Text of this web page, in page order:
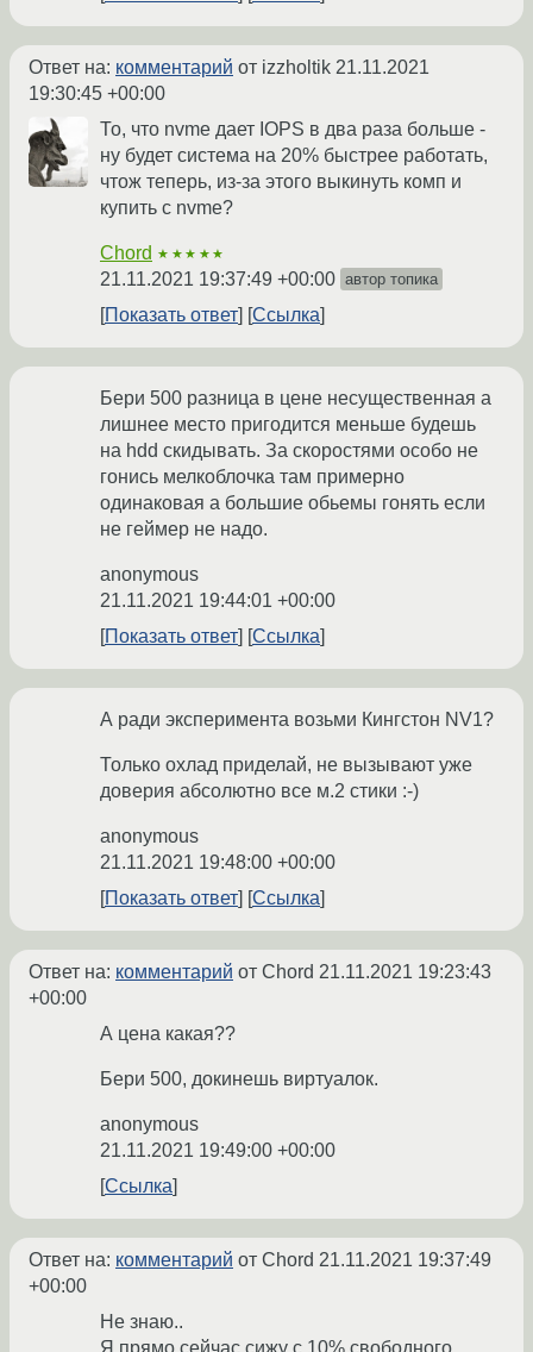
Ответ на: комментарий от izzholtik 21.11.2021
19:30:45 +00:00
То, что nvme дает IOPS в два раза больше -
ну будет система на 20% быстрее работать,
чтож теперь, из-за этого выкинуть комп и
купить с nvme?
Chord ★★★★★
21.11.2021 19:37:49 +00:00 автор топика
Показать ответ Ссылка
Бери 500 разница в цене несущественная а
лишнее место пригодится меньше будешь
на hdd скидывать. За скоростями особо не
гонись мелкоблочка там примерно
одинаковая а большие обьемы гонять если
не геймер не надо.
anonymous
21.11.2021 19:44:01 +00:00
Показать ответ
Ссылка
А ради эксперимента возьми Кингстон NV1?
Только охлад приделай, не вызывают уже
доверия абсолютно все м.2 стики :-)
anonymous
21.11.2021 19:48:00 +00:00
Показать ответ
Ссылка
Ответ на: комментарий от Chord 21.11.2021 19:23:43
+00:00
А цена какая??
Бери 500, докинешь виртуалок.
anonymous
21.11.2021 19:49:00 +00:00
Ссылка
Ответ на: комментарий от Chord 21.11.2021 19:37:49
+00:00
Не знаю..